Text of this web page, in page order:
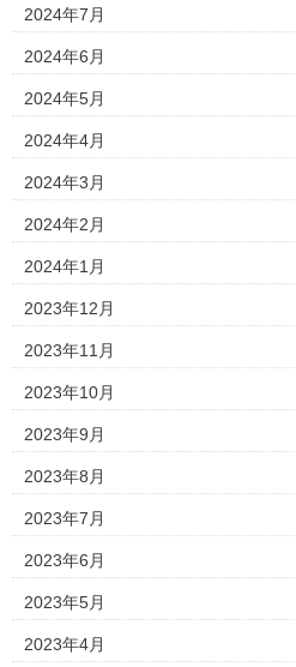
2024年7月
2024年6月
2024年5月
2024年4月
2024年3月
2024年2月
2024年1月
2023年12月
2023年11月
2023年10月
2023年9月
2023年8月
2023年7月
2023年6月
2023年5月
2023年4月